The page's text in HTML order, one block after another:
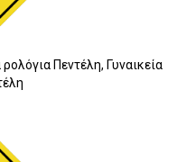
Πεντέλη, Γυναικεία